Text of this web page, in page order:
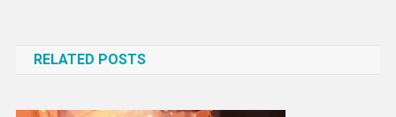
RELATED POSTS